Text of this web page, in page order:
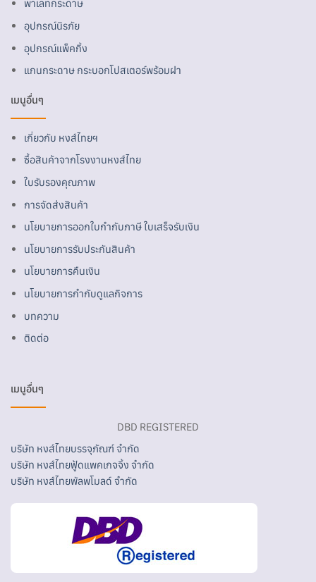
พาเลทกระดาษ
อุปกรณ์นิรภัย
อุปกรณ์แพ็คกิ้ง
แกนกระดาษ กระบอกโปสเตอร์พร้อมฝา
เมนูอื่นๆ
เกี่ยวกับ หงส์ไทยฯ
ซื้อสินค้าจากโรงงานหงส์ไทย
ใบรับรองคุณภาพ
การจัดส่งสินค้า
นโยบายการออกใบกำกับภาษี ใบเสร็จรับเงิน
นโยบายการรับประกันสินค้า
นโยบายการคืนเงิน
นโยบายการกำกับดูแลกิจการ
บทความ
ติดต่อ
เมนูอื่นๆ
DBD REGISTERED
บริษัท หงส์ไทยบรรจุภัณฑ์ จำกัด
บริษัท หงส์ไทยฟู้ดแพคเกจจิ้ง จำกัด
บริษัท หงส์ไทยพัลพโมลด์ จำกัด